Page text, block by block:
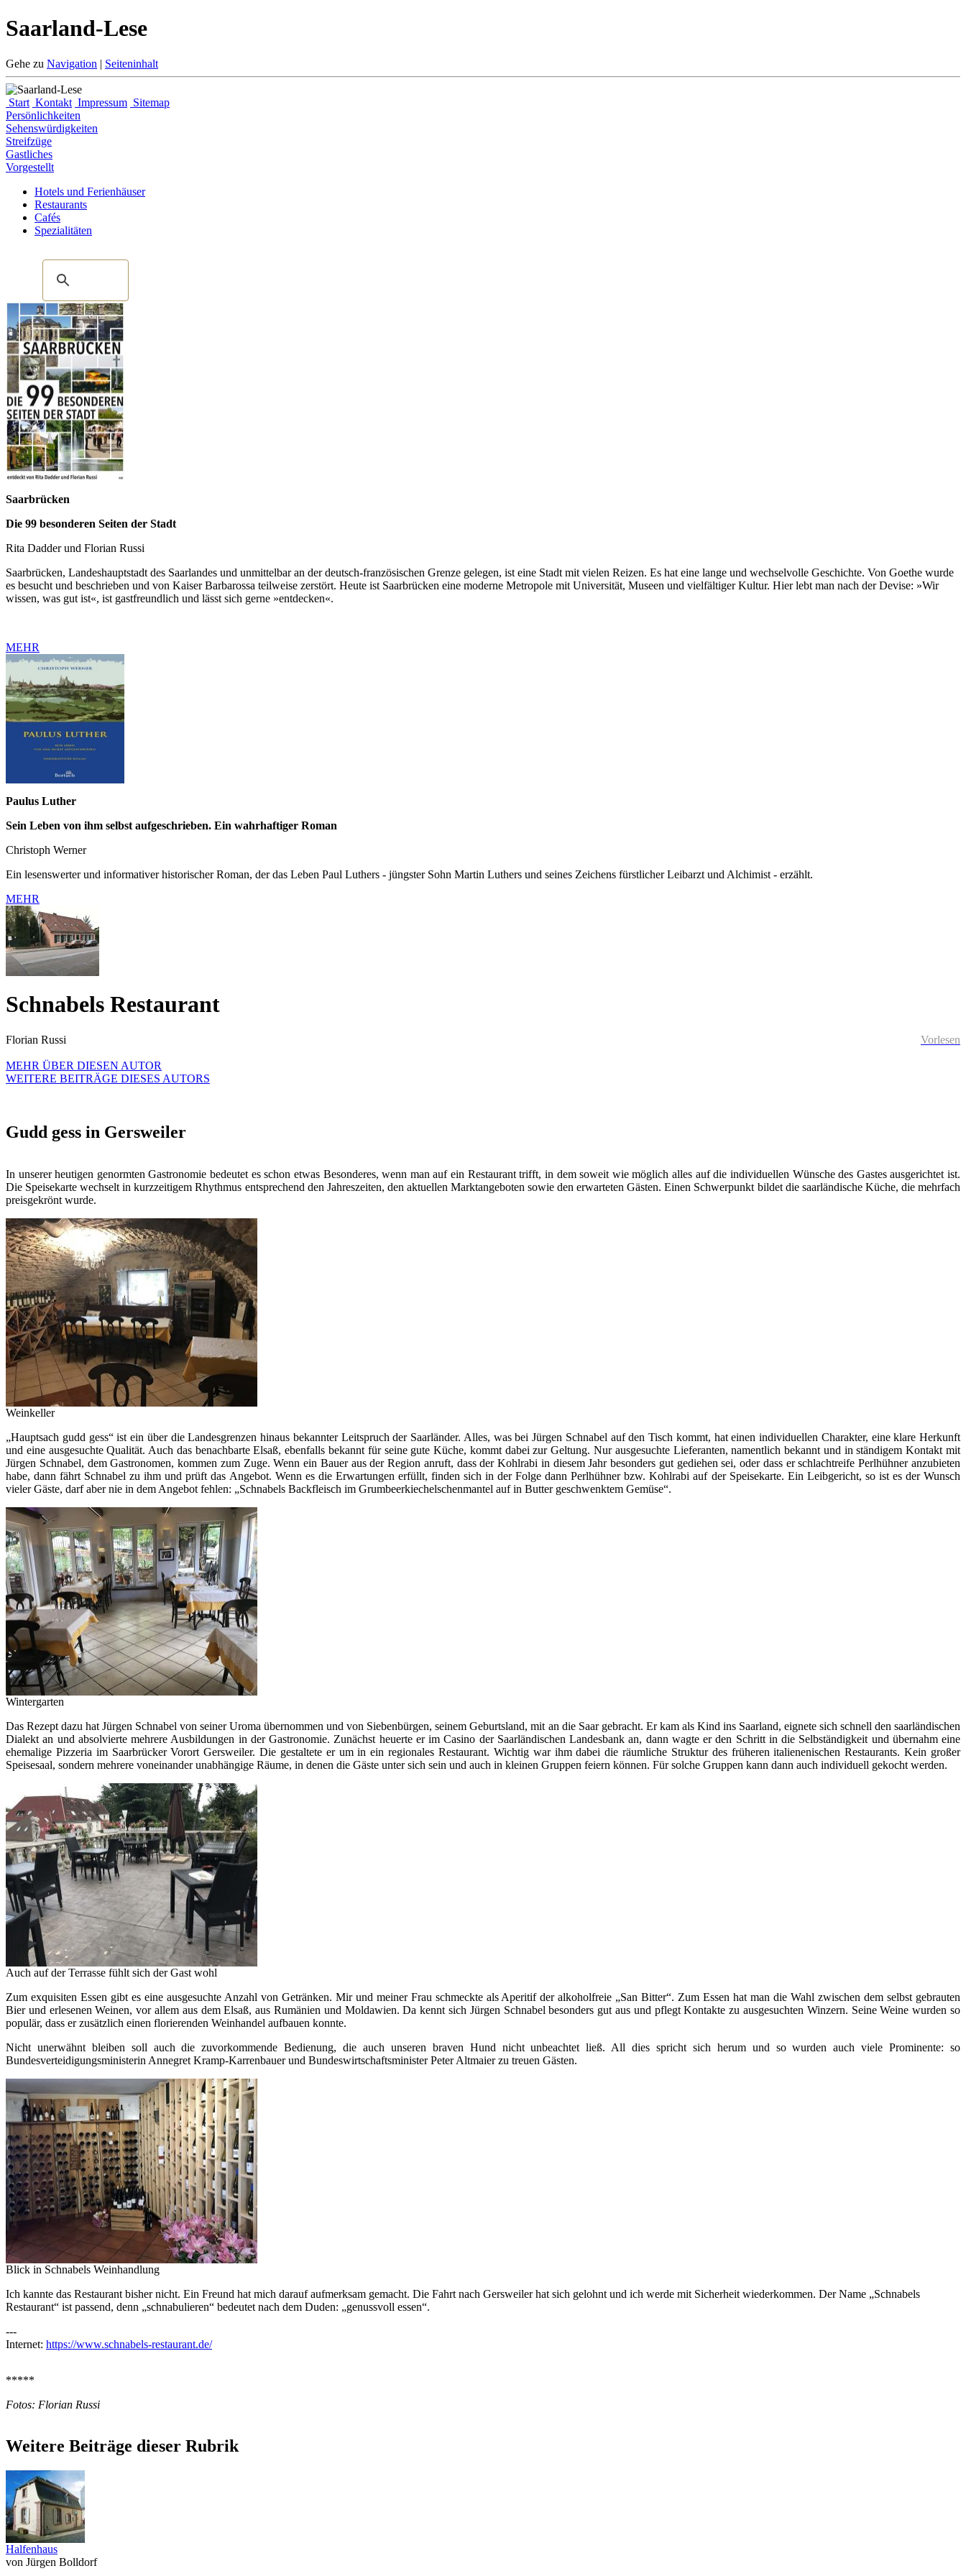
Saarland-Lese
Gehe zu Navigation | Seiteninhalt
Start Kontakt Impressum Sitemap
Persönlichkeiten
Sehenswürdigkeiten
Streifzüge
Gastliches
Vorgestellt
Hotels und Ferienhäuser
Restaurants
Cafés
Spezialitäten
Saarbrücken
Die 99 besonderen Seiten der Stadt
Rita Dadder und Florian Russi
Saarbrücken, Landeshauptstadt des Saarlandes und unmittelbar an der deutsch-französischen Grenze gelegen, ist eine Stadt mit vielen Reizen. Es hat eine lange und wechselvolle Geschichte. Von Goethe wurde
es besucht und beschrieben und von Kaiser Barbarossa teilweise zerstört. Heute ist Saarbrücken eine moderne Metropole mit Universität, Museen und vielfältiger Kultur. Hier lebt man nach der Devise: »Wir
wissen, was gut ist«, ist gastfreundlich und lässt sich gerne »entdecken«.
MEHR
Paulus Luther
Sein Leben von ihm selbst aufgeschrieben. Ein wahrhaftiger Roman
Christoph Werner
Ein lesenswerter und informativer historischer Roman, der das Leben Paul Luthers - jüngster Sohn Martin Luthers und seines Zeichens fürstlicher Leibarzt und Alchimist - erzählt.
MEHR
Schnabels Restaurant
Vorlesen
Florian Russi
MEHR ÜBER DIESEN AUTOR
WEITERE BEITRÄGE DIESES AUTORS
Gudd gess in Gersweiler
In unserer heutigen genormten Gastronomie bedeutet es schon etwas Besonderes, wenn man auf ein Restaurant trifft, in dem soweit wie möglich alles auf die individuellen Wünsche des Gastes ausgerichtet ist.
Die Speisekarte wechselt in kurzzeitigem Rhythmus entsprechend den Jahreszeiten, den aktuellen Marktangeboten sowie den erwarteten Gästen. Einen Schwerpunkt bildet die saarländische Küche, die mehrfach
preisgekrönt wurde.
Weinkeller
„Hauptsach gudd gess“ ist ein über die Landesgrenzen hinaus bekannter Leitspruch der Saarländer. Alles, was bei Jürgen Schnabel auf den Tisch kommt, hat einen individuellen Charakter, eine klare Herkunft
und eine ausgesuchte Qualität. Auch das benachbarte Elsaß, ebenfalls bekannt für seine gute Küche, kommt dabei zur Geltung. Nur ausgesuchte Lieferanten, namentlich bekannt und in ständigem Kontakt mit
Jürgen Schnabel, dem Gastronomen, kommen zum Zuge. Wenn ein Bauer aus der Region anruft, dass der Kohlrabi in diesem Jahr besonders gut gediehen sei, oder dass er schlachtreife Perlhühner anzubieten
habe, dann fährt Schnabel zu ihm und prüft das Angebot. Wenn es die Erwartungen erfüllt, finden sich in der Folge dann Perlhühner bzw. Kohlrabi auf der Speisekarte. Ein Leibgericht, so ist es der Wunsch
vieler Gäste, darf aber nie in dem Angebot fehlen: „Schnabels Backfleisch im Grumbeerkiechelschenmantel auf in Butter geschwenktem Gemüse“.
Wintergarten
Das Rezept dazu hat Jürgen Schnabel von seiner Uroma übernommen und von Siebenbürgen, seinem Geburtsland, mit an die Saar gebracht. Er kam als Kind ins Saarland, eignete sich schnell den saarländischen
Dialekt an und absolvierte mehrere Ausbildungen in der Gastronomie. Zunächst heuerte er im Casino der Saarländischen Landesbank an, dann wagte er den Schritt in die Selbständigkeit und übernahm eine
ehemalige Pizzeria im Saarbrücker Vorort Gersweiler. Die gestaltete er um in ein regionales Restaurant. Wichtig war ihm dabei die räumliche Struktur des früheren italienenischen Restaurants. Kein großer
Speisesaal, sondern mehrere voneinander unabhängige Räume, in denen die Gäste unter sich sein und auch in kleinen Gruppen feiern können. Für solche Gruppen kann dann auch individuell gekocht werden.
Auch auf der Terrasse fühlt sich der Gast wohl
Zum exquisiten Essen gibt es eine ausgesuchte Anzahl von Getränken. Mir und meiner Frau schmeckte als Aperitif der alkoholfreie „San Bitter“. Zum Essen hat man die Wahl zwischen dem selbst gebrauten
Bier und erlesenen Weinen, vor allem aus dem Elsaß, aus Rumänien und Moldawien. Da kennt sich Jürgen Schnabel besonders gut aus und pflegt Kontakte zu ausgesuchten Winzern. Seine Weine wurden so
populär, dass er zusätzlich einen florierenden Weinhandel aufbauen konnte.
Nicht unerwähnt bleiben soll auch die zuvorkommende Bedienung, die auch unseren braven Hund nicht unbeachtet ließ. All dies spricht sich herum und so wurden auch viele Prominente: so
Bundesverteidigungsministerin Annegret Kramp-Karrenbauer und Bundeswirtschaftsminister Peter Altmaier zu treuen Gästen.
Blick in Schnabels Weinhandlung
Ich kannte das Restaurant bisher nicht. Ein Freund hat mich darauf aufmerksam gemacht. Die Fahrt nach Gersweiler hat sich gelohnt und ich werde mit Sicherheit wiederkommen. Der Name „Schnabels
Restaurant“ ist passend, denn „schnabulieren“ bedeutet nach dem Duden: „genussvoll essen“.
---
Internet: https://www.schnabels-restaurant.de/
*****
Fotos: Florian Russi
Weitere Beiträge dieser Rubrik
Halfenhaus
von Jürgen Bolldorf